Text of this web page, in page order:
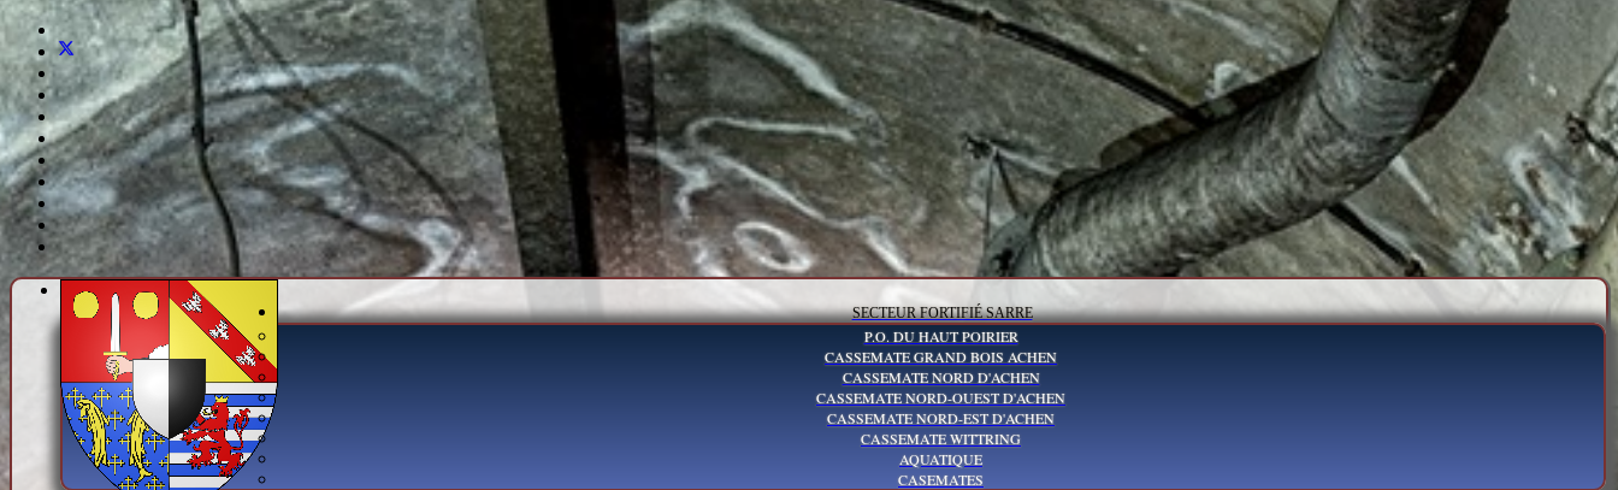
SECTEUR FORTIFIÉ SARRE
P.O. DU HAUT POIRIER
CASSEMATE GRAND BOIS ACHEN
CASSEMATE NORD D'ACHEN
CASSEMATE NORD-OUEST D'ACHEN
CASSEMATE NORD-EST D'ACHEN
CASSEMATE WITTRING
AQUATIQUE
CASEMATES